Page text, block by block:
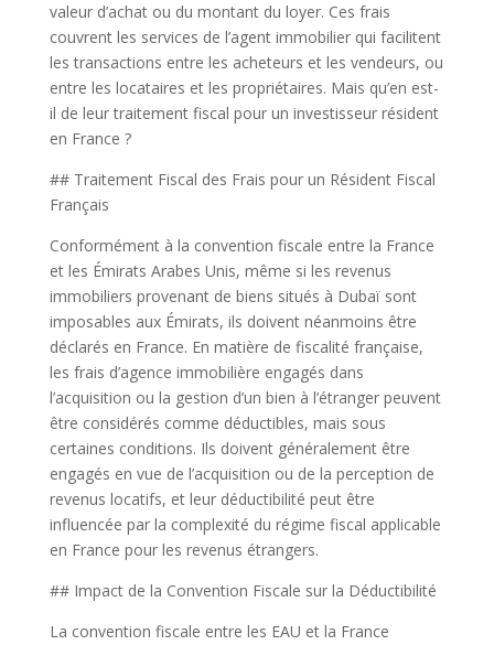
valeur d’achat ou du montant du loyer. Ces frais
couvrent les services de l’agent immobilier qui facilitent
les transactions entre les acheteurs et les vendeurs, ou
entre les locataires et les propriétaires. Mais qu’en est-
il de leur traitement fiscal pour un investisseur résident
en France ?
## Traitement Fiscal des Frais pour un Résident Fiscal
Français
Conformément à la convention fiscale entre la France
et les Émirats Arabes Unis, même si les revenus
immobiliers provenant de biens situés à Dubaï sont
imposables aux Émirats, ils doivent néanmoins être
déclarés en France. En matière de fiscalité française,
les frais d’agence immobilière engagés dans
l’acquisition ou la gestion d’un bien à l’étranger peuvent
être considérés comme déductibles, mais sous
certaines conditions. Ils doivent généralement être
engagés en vue de l’acquisition ou de la perception de
revenus locatifs, et leur déductibilité peut être
influencée par la complexité du régime fiscal applicable
en France pour les revenus étrangers.
## Impact de la Convention Fiscale sur la Déductibilité
La convention fiscale entre les EAU et la France